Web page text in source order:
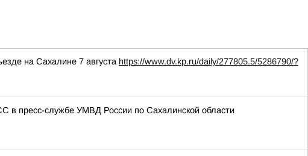
на Сахалине 7 августа https://www.dv.kp.ru/daily/277805.5/5286790/?
в пресс-службе УМВД России по Сахалинской области